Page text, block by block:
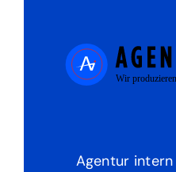
Agentur